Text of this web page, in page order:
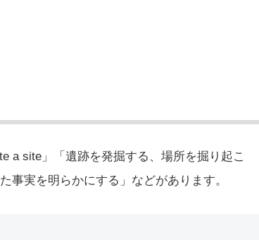
a site」「遺跡を発掘する、場所を掘り起こ
事実を明らかにする」などがあります。